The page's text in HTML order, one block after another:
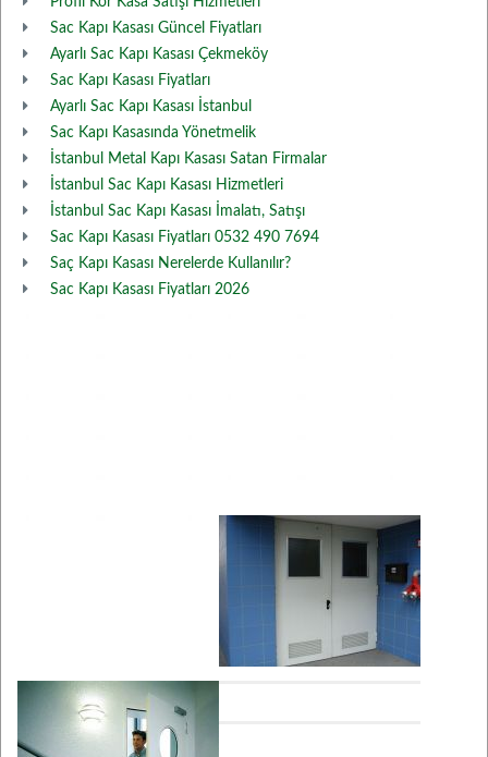
Sac Kapı Kasası Güncel Fiyatları
Ayarlı Sac Kapı Kasası Çekmeköy
Sac Kapı Kasası Fiyatları
Ayarlı Sac Kapı Kasası İstanbul
Sac Kapı Kasasında Yönetmelik
İstanbul Metal Kapı Kasası Satan Firmalar
İstanbul Sac Kapı Kasası Hizmetleri
İstanbul Sac Kapı Kasası İmalatı, Satışı
Sac Kapı Kasası Fiyatları 0532 490 7694
Saç Kapı Kasası Nerelerde Kullanılır?
Sac Kapı Kasası Fiyatları 2026